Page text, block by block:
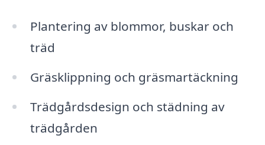
Plantering av blommor, buskar och
träd
Gräsklippning och gräsmartäckning
Trädgårdsdesign och städning av
trädgården